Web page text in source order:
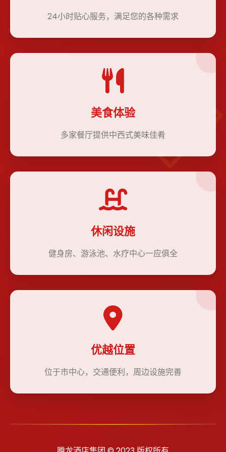
24小时贴心服务，满足您的各种需求
美食体验
多家餐厅提供中西式美味佳肴
休闲设施
健身房、游泳池、水疗中心一应俱全
优越位置
位于市中心，交通便利，周边设施完善